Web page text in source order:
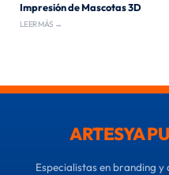
Impresión de Mascotas 3D
LEER MÁS →
ARTESYA
Especialistas en branding